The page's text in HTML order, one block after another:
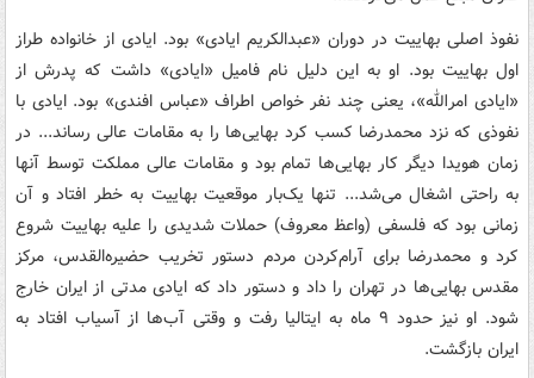
نفوذ اصلی بهاییت در دوران «عبدالکریم ایادی» بود. ایادی از خانواده طراز
اول بهاییت بود. او به این دلیل نام فامیل «ایادی» داشت که پدرش از
«ایادی امرالله»، یعنی چند نفر خواص اطراف «عباس افندی» بود. ایادی با
نفوذی که نزد محمدرضا کسب کرد بهایی‌ها را به مقامات عالی رساند... در
زمان هویدا دیگر کار بهایی‌ها تمام بود و مقامات عالی مملکت توسط آنها
به راحتی اشغال می‌شد... تنها یک‌بار موقعیت بهاییت به خطر افتاد و آن
زمانی بود که فلسفی (واعظ معروف) حملات شدیدی را علیه بهاییت شروع
کرد و محمدرضا برای آرام‌کردن مردم دستور تخریب حضیره‌القدس، مرکز
مقدس بهایی‌ها در تهران را داد و دستور داد که ایادی مدتی از ایران خارج
شود. او نیز حدود ۹ ماه به ایتالیا رفت و وقتی آب‌ها از آسیاب افتاد به
ایران بازگشت.